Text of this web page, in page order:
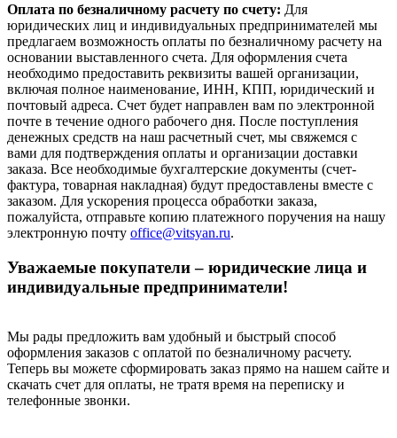
Оплата по безналичному расчету по счету: Для
юридических лиц и индивидуальных предпринимателей мы
предлагаем возможность оплаты по безналичному расчету на
основании выставленного счета. Для оформления счета
необходимо предоставить реквизиты вашей организации,
включая полное наименование, ИНН, КПП, юридический и
почтовый адреса. Счет будет направлен вам по электронной
почте в течение одного рабочего дня. После поступления
денежных средств на наш расчетный счет, мы свяжемся с
вами для подтверждения оплаты и организации доставки
заказа. Все необходимые бухгалтерские документы (счет-
фактура, товарная накладная) будут предоставлены вместе с
заказом. Для ускорения процесса обработки заказа,
пожалуйста, отправьте копию платежного поручения на нашу
электронную почту office@vitsyan.ru.
Уважаемые покупатели – юридические лица и
индивидуальные предприниматели!
Мы рады предложить вам удобный и быстрый способ
оформления заказов с оплатой по безналичному расчету.
Теперь вы можете сформировать заказ прямо на нашем сайте и
скачать счет для оплаты, не тратя время на переписку и
телефонные звонки.